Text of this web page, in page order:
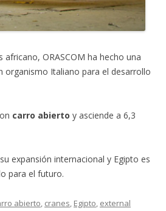
ORASCOM ha hecho una
organismo Italiano para el desarrollo
carro abierto y asciende a 6,3
expansión internacional y Egipto es
para el futuro.
abierto, cranes, Egipto, external